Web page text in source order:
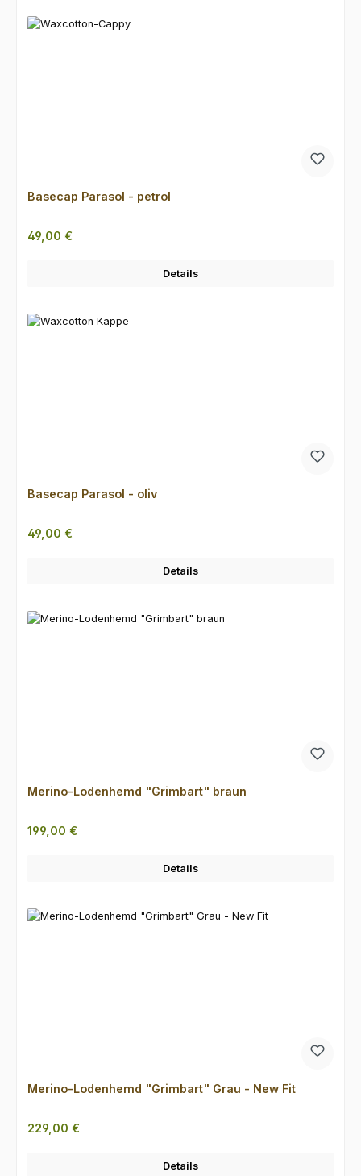
Basecap Parasol - petrol
Regulärer Preis:
49,00 €
Details
Basecap Parasol - oliv
Regulärer Preis:
49,00 €
Details
Merino-Lodenhemd "Grimbart" braun
Regulärer Preis:
199,00 €
Details
Merino-Lodenhemd "Grimbart" Grau - New Fit
Regulärer Preis:
229,00 €
Details